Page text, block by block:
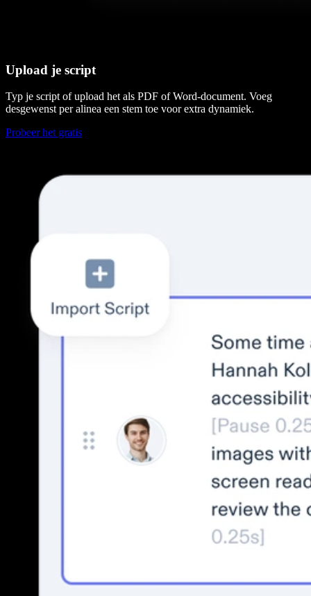
Upload je script
Typ je script of upload het als PDF of Word-document. Voeg
desgewenst per alinea een stem toe voor extra dynamiek.
Probeer het gratis